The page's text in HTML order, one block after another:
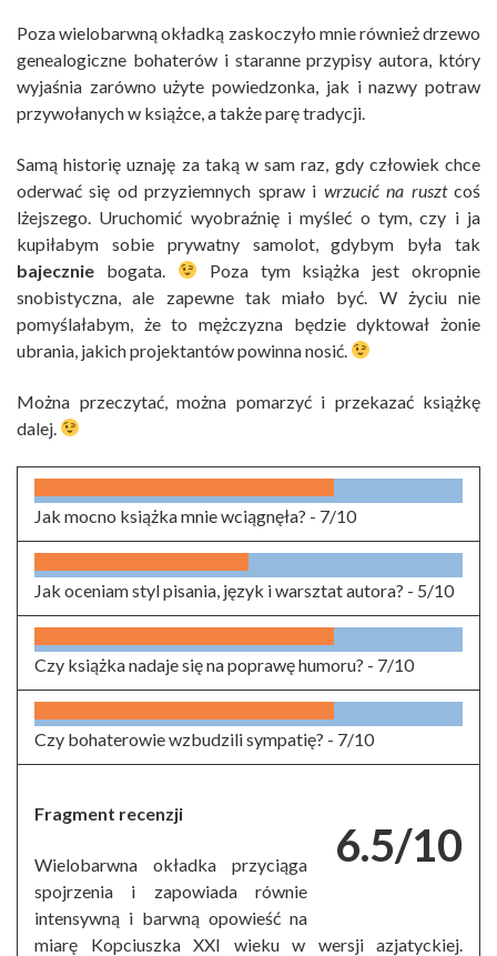
Poza wielobarwną okładką zaskoczyło mnie również drzewo
genealogiczne bohaterów i staranne przypisy autora, który
wyjaśnia zarówno użyte powiedzonka, jak i nazwy potraw
przywołanych w książce, a także parę tradycji.
Samą historię uznaję za taką w sam raz, gdy człowiek chce
oderwać się od przyziemnych spraw i wrzucić na rusztcoś
lżejszego. Uruchomić wyobraźnię i myśleć o tym, czy i ja
kupiłabym sobie prywatny samolot, gdybym była tak
bajecznie bogata.
Poza tym książka jest okropnie
snobistyczna, ale zapewne tak miało być. W życiu nie
pomyślałabym, że to mężczyzna będzie dyktował żonie
ubrania, jakich projektantów powinna nosić.
Można przeczytać, można pomarzyć i przekazać książkę
dalej.
Jak mocno książka mnie wciągnęła? - 7/10
Jak oceniam styl pisania, język i warsztat autora? - 5/10
Czy książka nadaje się na poprawę humoru? - 7/10
Czy bohaterowie wzbudzili sympatię? - 7/10
6.5/10
Fragment recenzji
Wielobarwna okładka przyciąga
spojrzenia i zapowiada równie
intensywną i barwną opowieść na
miarę Kopciuszka XXI wieku w wersji azjatyckiej.